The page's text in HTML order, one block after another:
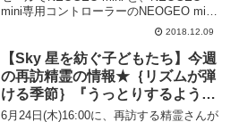
mini専用コントローラーのNEOGEO mini
PADのセットがセール価格となっていま
す。Amazon.co.jp: NEOGEO mini +...
2018.12.09
【Sky 星を紡ぐ子どもたち】今週
の再訪精霊の情報★｛リズムが弾
ける季節｝『うっとりするような
旅役者』投げキッスの精霊が再
6月24日(木)16:00に、再訪する精霊さんが